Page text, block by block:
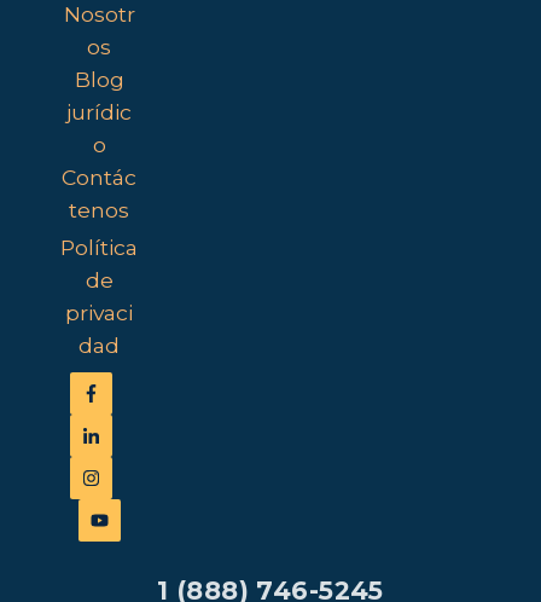
Nosotr
os
Blog
jurídic
o
Contác
tenos
Política
de
privaci
dad
1 (888) 746-5245